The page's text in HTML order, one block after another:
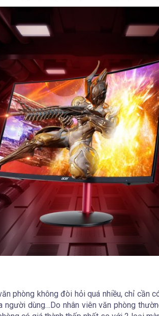
phòng không đòi hỏi quá nhiều, chỉ cần
dùng…Do nhân viên văn phòng